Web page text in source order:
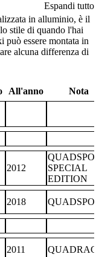
Espandi tutto
in alluminio, è il
stile di quando l'hai
può essere montata in
alcuna differenza di
All'anno Nota
2012
SPECIAL
EDITION
2018
2011